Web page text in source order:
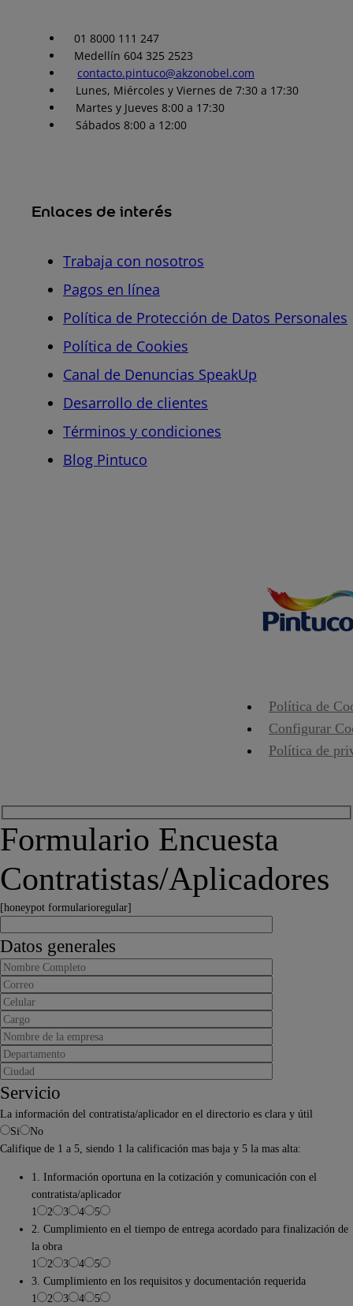
01 8000 111 247
Medellín 604 325 2523
contacto.pintuco@akzonobel.com
Lunes, Miércoles y Viernes de 7:30 a 17:30
Martes y Jueves 8:00 a 17:30
Sábados 8:00 a 12:00
Enlaces de interés
Trabaja con nosotros
Pagos en línea
Política de Protección de Datos Personales
Política de Cookies
Canal de Denuncias SpeakUp
Desarrollo de clientes
Términos y condiciones
Blog Pintuco
Política de
Configurar
Política de
Formulario Encuesta
Contratistas/Aplicadores
[honeypot formularioregular]
Datos generales
Servicio
La información del contratista/aplicador en el directorio es clara y útil
Si
No
Califique de 1 a 5, siendo 1 la calificación mas baja y 5 la mas alta:
1. Información oportuna en la cotización y comunicación con el
contratista/aplicador
1
2 3 4
5
2. Cumplimiento en el tiempo de entrega acordado para finalización de
la obra
1
2 3 4
5
3. Cumplimiento en los requisitos y documentación requerida
1
2 3 4
5